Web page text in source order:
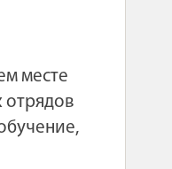
месте
отрядов